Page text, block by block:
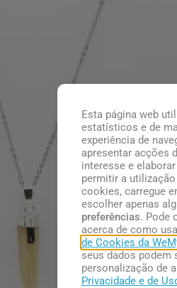
Esta página web
estatísticos e de
experiência de
apresentar acções
interesse e
permitir a
cookies, carregue
escolher apenas
preferências. Pode
acerca de como
de Cookies da
seus dados podem
personalização de
Privacidade e de